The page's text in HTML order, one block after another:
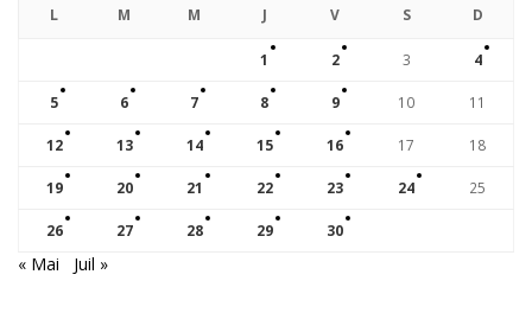
L M M J V S D
1 2 3 4
5 6 7 8 9 10 11
12 13 14 15 16 17 18
19 20 21 22 23 24 25
26 27 28 29 30
« Mai Juil »